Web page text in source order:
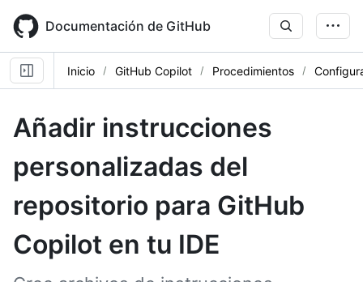
main
content
Documentación de GitHub
Inicio GitHub Copilot Procedimientos
Añadir instrucciones
personalizadas del
repositorio para GitHub
Copilot en tu IDE